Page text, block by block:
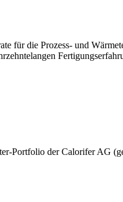
die Prozess- und
Portfolio der Calorifer AG